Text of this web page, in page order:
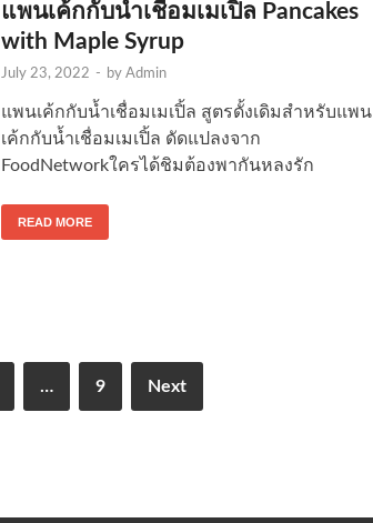
แพนเค้กกับน้ำเชื่อมเมเปิ้ล Pancakes
with Maple Syrup
July 23, 2022 - by Admin
แพนเค้กกับน้ำเชื่อมเมเปิ้ล สูตรดั้งเดิมสำหรับแพน
เค้กกับน้ำเชื่อมเมเปิ้ล ดัดแปลงจาก
FoodNetworkใครได้ชิมต้องพากันหลงรัก
READ MORE
… 9 Next